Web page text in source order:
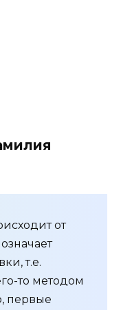
от
т.е.
то методом
первые